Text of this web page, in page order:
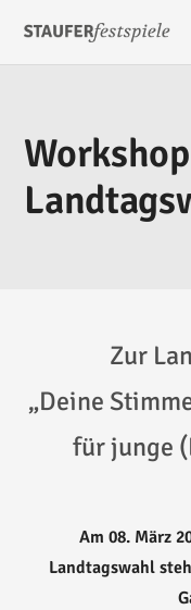
Zur
„Deine
für junge
Am 08. März
Landtagswahl